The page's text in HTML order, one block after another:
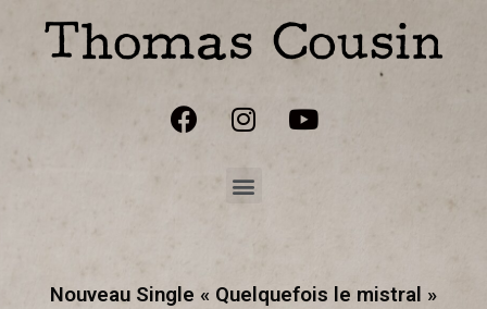
Nouveau Single « Quelquefois le mistral »